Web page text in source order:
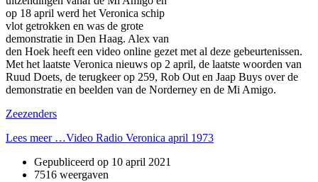
op 18 april werd het Veronica schip
vlot getrokken en was de grote
demonstratie in Den Haag. Alex van
den Hoek heeft een video online gezet met al deze gebeurtenissen.
Met het laatste Veronica nieuws op 2 april, de laatste woorden van
Ruud Doets, de terugkeer op 259, Rob Out en Jaap Buys over de
demonstratie en beelden van de Norderney en de Mi Amigo.
Zeezenders
Lees meer …Video Radio Veronica april 1973
Gepubliceerd op 10 april 2021
7516 weergaven